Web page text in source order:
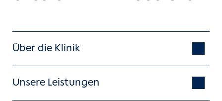
Über die Klinik
Unsere Leistungen